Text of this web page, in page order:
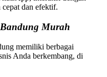
dan efektif.
Murah
memiliki berbagai
Anda berkembang, di